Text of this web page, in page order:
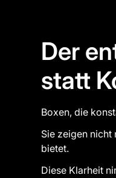
Der
statt
Boxen, die
Sie zeigen nicht
bietet.
Diese Klarheit